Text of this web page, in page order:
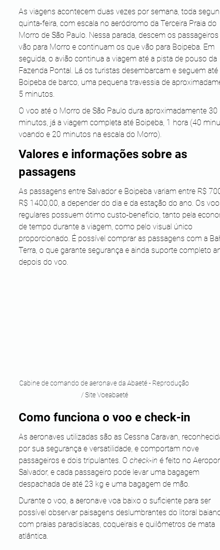
As viagens acontecem duas vezes por semana, toda
quinta-feira, com escala no aeródromo da Terceira Praia do
Morro de São Paulo. Nessa parada, descem os
vão para Morro e continuam os que vão para Boipeba. Em
seguida, o avião continua a viagem até a pista de pouso da
Fazenda Pontal. Lá os turistas desembarcam e seguem até
Boipeba de barco, uma pequena travessia de
5 minutos.
O voo até o Morro de São Paulo dura aproximadamente 30
minutos, já a viagem completa até Boipeba, 1 hora (40
voando e 20 minutos na escala do Morro).
Valores e informações sobre as
passagens
As passagens entre Salvador e Boipeba variam entre R$
R$ 1400,00, a depender do dia e da estação do ano. Os
regulares possuem ótimo custo-benefício, tanto pela
de tempo durante a viagem, como pelo visual único
proporcionado. É possível comprar as passagens com a
Terra, o que garante segurança e ainda suporte completo
depois do voo.
Cabine de comando de aeronave da Abaeté - Reprodução
/ Site Voeabaeté
Como funciona o voo e check-in
As aeronaves utilizadas são as Cessna Caravan,
por sua segurança e versatilidade, e comportam nove
passageiros e dois tripulantes. O check-in é feito no
Salvador, e cada passageiro pode levar uma bagagem
despachada de até 23 kg e uma bagagem de mão.
Durante o voo, a aeronave voa baixo o suficiente para ser
possível observar paisagens deslumbrantes do litoral
com praias paradisíacas, coqueirais e quilômetros de mata
atlântica.